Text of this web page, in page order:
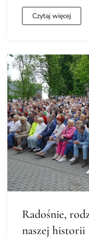
Czytaj więcej
Radośnie,
naszej historii